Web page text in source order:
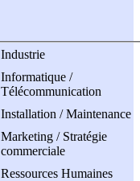
Industrie
Informatique /
Télécommunication
Installation / Maintenance
Marketing / Stratégie
commerciale
Ressources Humaines